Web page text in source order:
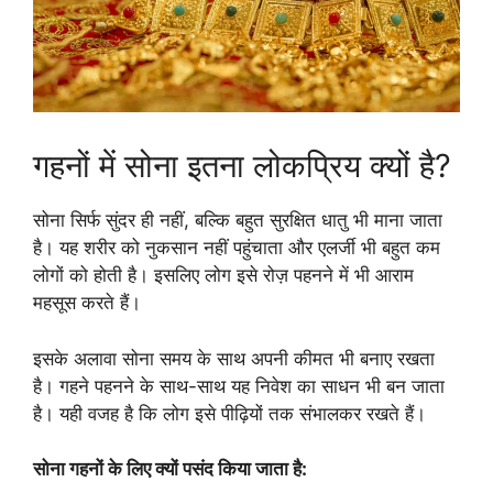
गहनों में सोना इतना लोकप्रिय क्यों है?
सोना सिर्फ सुंदर ही नहीं, बल्कि बहुत सुरक्षित धातु भी माना जाता
है। यह शरीर को नुकसान नहीं पहुंचाता और एलर्जी भी बहुत कम
लोगों को होती है। इसलिए लोग इसे रोज़ पहनने में भी आराम
महसूस करते हैं।
इसके अलावा सोना समय के साथ अपनी कीमत भी बनाए रखता
है। गहने पहनने के साथ-साथ यह निवेश का साधन भी बन जाता
है। यही वजह है कि लोग इसे पीढ़ियों तक संभालकर रखते हैं।
सोना गहनों के लिए क्यों पसंद किया जाता है: